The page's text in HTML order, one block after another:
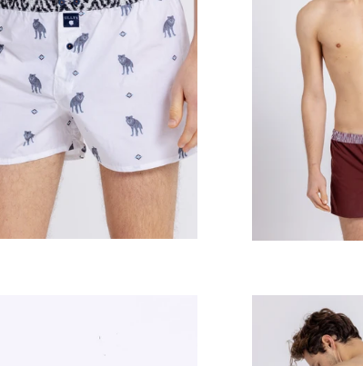
Prix
régulier